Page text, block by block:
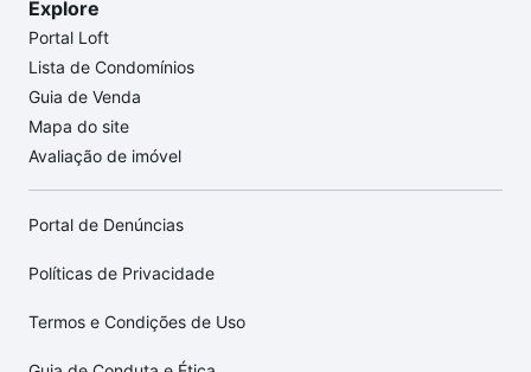
Explore
Portal Loft
Lista de Condomínios
Guia de Venda
Mapa do site
Avaliação de imóvel
Portal de Denúncias
Políticas de Privacidade
Termos e Condições de Uso